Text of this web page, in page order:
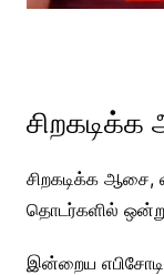
சிறகடிக்க ஆசை,
தொடர்களில்
இன்றைய